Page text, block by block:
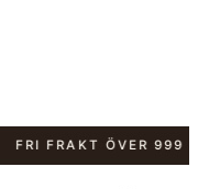
FRI FRAKT ÖVER 999 KR.